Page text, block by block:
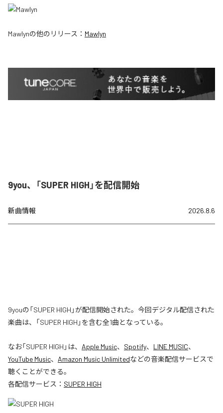
Mawlynの他のリリース： Mawlyn
9you、「SUPER HIGH」を配信開始
新曲情報 2026.8.6
9youの「SUPER HIGH」が配信開始された。今回デジタル配信された
楽曲は、「SUPER HIGH」を含む全1曲となっている。
なお「SUPER HIGH 」は、 Apple Music、 Spotify、 LINE MUSIC、
YouTube Music、 Amazon Music Unlimitedなどの音楽配信サービスで
聴くことができる。
各配信サービス： SUPER HIGH